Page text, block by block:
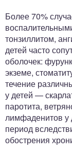
Более 70%
тонзиллитом,
детей часто
оболочек:
экземе,
течение
у детей —
паротита,
лимфаденитов у
период
обострения